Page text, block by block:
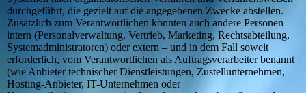
durchgeführt, die gezielt auf die angegebenen Zwecke abstellen.
Zusätzlich zum Verantwortlichen könnten auch andere Personen
intern (Personalverwaltung, Vertrieb, Marketing, Rechtsabteilung,
Systemadministratoren) oder extern – und in dem Fall soweit
erforderlich, vom Verantwortlichen als Auftragsverarbeiter benannt
(wie Anbieter technischer Dienstleistungen, Zustellunternehmen,
Hosting-Anbieter, IT-Unternehmen oder